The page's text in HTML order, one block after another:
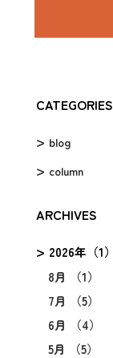
CATEGORIES
blog
column
ARCHIVES
2026年（1）
8月 （1）
7月 （5）
6月 （4）
5月 （5）